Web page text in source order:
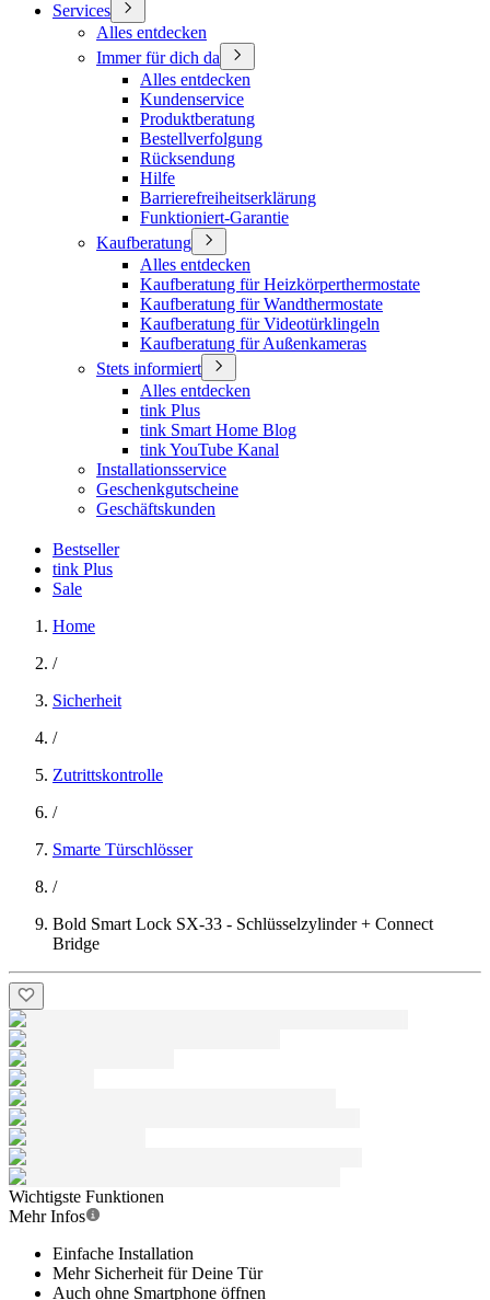
Services
Alles entdecken
Immer für dich da
Alles entdecken
Kundenservice
Produktberatung
Bestellverfolgung
Rücksendung
Hilfe
Barrierefreiheitserklärung
Funktioniert-Garantie
Kaufberatung
Alles entdecken
Kaufberatung für Heizkörperthermostate
Kaufberatung für Wandthermostate
Kaufberatung für Videotürklingeln
Kaufberatung für Außenkameras
Stets informiert
Alles entdecken
tink Plus
tink Smart Home Blog
tink YouTube Kanal
Installationsservice
Geschenkgutscheine
Geschäftskunden
Bestseller
tink Plus
Sale
Home
/
Sicherheit
/
Zutrittskontrolle
/
Smarte Türschlösser
/
Bold Smart Lock SX-33 - Schlüsselzylinder + Connect
Bridge
Wichtigste Funktionen
Mehr Infos
Einfache Installation
Mehr Sicherheit für Deine Tür
Auch ohne Smartphone öffnen